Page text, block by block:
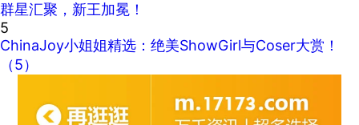
群星汇聚，新王加冕！
5
ChinaJoy小姐姐精选：绝美ShowGirl与Coser大赏！
（5）